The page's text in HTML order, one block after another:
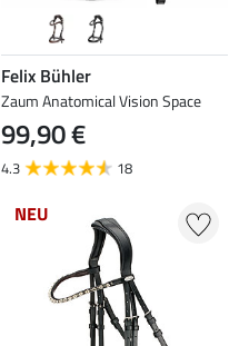
Felix Bühler
Zaum Anatomical Vision Space
99,90 €
4.3 18
NEU